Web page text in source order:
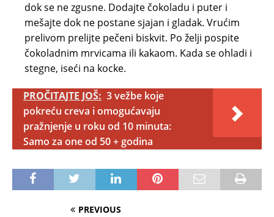
dok se ne zgusne. Dodajte čokoladu i puter i
mešajte dok ne postane sjajan i gladak. Vrućim
prelivom prelijte pečeni biskvit. Po želji pospite
čokoladnim mrvicama ili kakaom. Kada se ohladi i
stegne, iseći na kocke.
PROČITAJTE JOŠ: 3 vežbe koje
pokreću creva i omogućavaju
pražnjenje u roku od 10 minuta:
Samo za one od 50 + godina
PREVIOUS